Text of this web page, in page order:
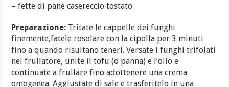
– fette di pane casereccio tostato
Preparazione: Tritate le cappelle dei funghi
finemente,fatele rosolare con la cipolla per 3 minuti
fino a quando risultano teneri. Versate i funghi trifolati
nel frullatore, unite il tofu (o panna) e l’olio e
continuate a frullare fino adottenere una crema
omogenea. Aggiustate di sale e trasferitelo in una